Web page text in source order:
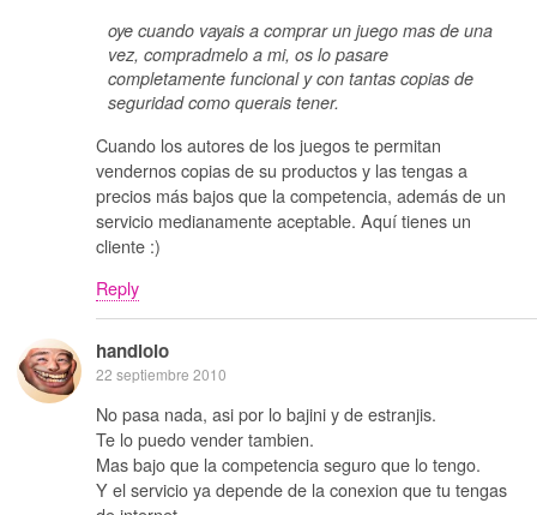
oye cuando vayais a comprar un juego mas de una
vez, compradmelo a mi, os lo pasare
completamente funcional y con tantas copias de
seguridad como querais tener.
Cuando los autores de los juegos te permitan
vendernos copias de su productos y las tengas a
precios más bajos que la competencia, además de un
servicio medianamente aceptable. Aquí tienes un
cliente :)
Reply
handlolo
22 septiembre 2010
No pasa nada, asi por lo bajini y de estranjis.
Te lo puedo vender tambien.
Mas bajo que la competencia seguro que lo tengo.
Y el servicio ya depende de la conexion que tu tengas